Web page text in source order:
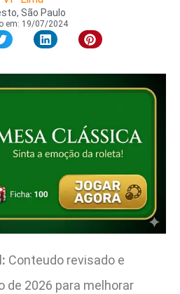
São Paulo
em: 19/07/2024
Conteudo revisado e
de 2026 para melhorar